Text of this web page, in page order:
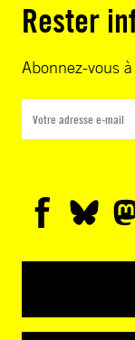
Rester
Abonnez-vous